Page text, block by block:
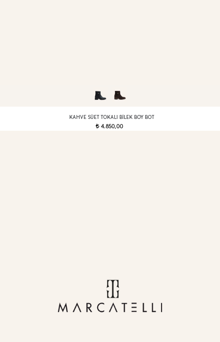
KAHVE SÜET TOKALI BILEK BOY BOT
t 4.850,00